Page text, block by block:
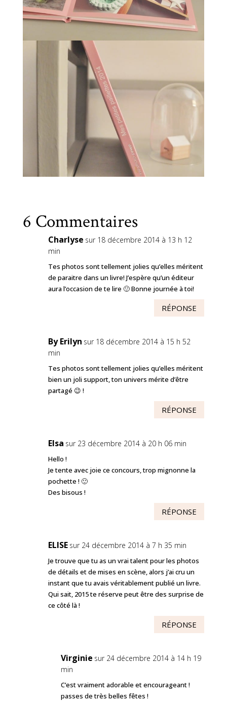
6 Commentaires
Charlyse sur 18 décembre 2014 à 13 h 12
min
Tes photos sont tellement jolies qu’elles méritent
de paraitre dans un livre! J’espère qu’un éditeur
aura l’occasion de te lire 🙂 Bonne journée à toi!
RÉPONSE
By Erilyn sur 18 décembre 2014 à 15 h 52
min
Tes photos sont tellement jolies qu’elles méritent
bien un joli support, ton univers mérite d’être
partagé 😉 !
RÉPONSE
Elsa sur 23 décembre 2014 à 20 h 06 min
Hello !
Je tente avec joie ce concours, trop mignonne la
pochette ! 🙂
Des bisous !
RÉPONSE
ELISE sur 24 décembre 2014 à 7 h 35 min
Je trouve que tu as un vrai talent pour les photos
de détails et de mises en scène, alors j’ai cru un
instant que tu avais véritablement publié un livre.
Qui sait, 2015 te réserve peut être des surprise de
ce côté là !
RÉPONSE
Virginie sur 24 décembre 2014 à 14 h 19
min
C’est vraiment adorable et encourageant !
passes de très belles fêtes !